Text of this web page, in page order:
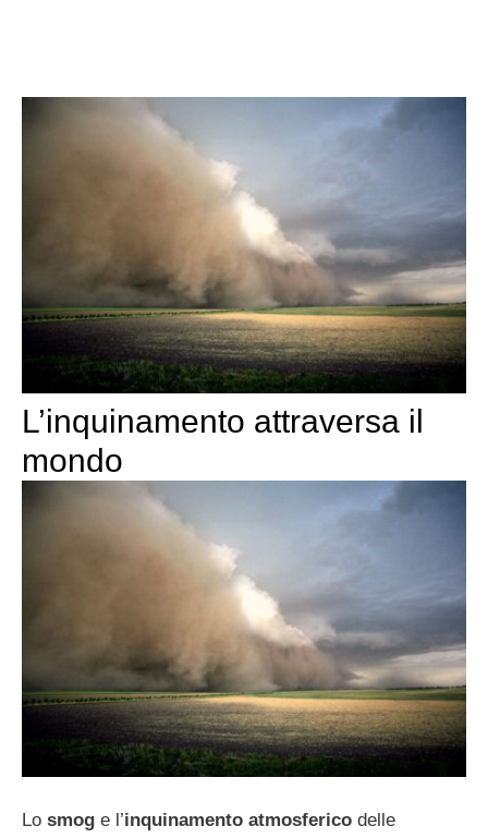
L’inquinamento attraversa il
mondo
Lo smog e l’inquinamento atmosferico delle